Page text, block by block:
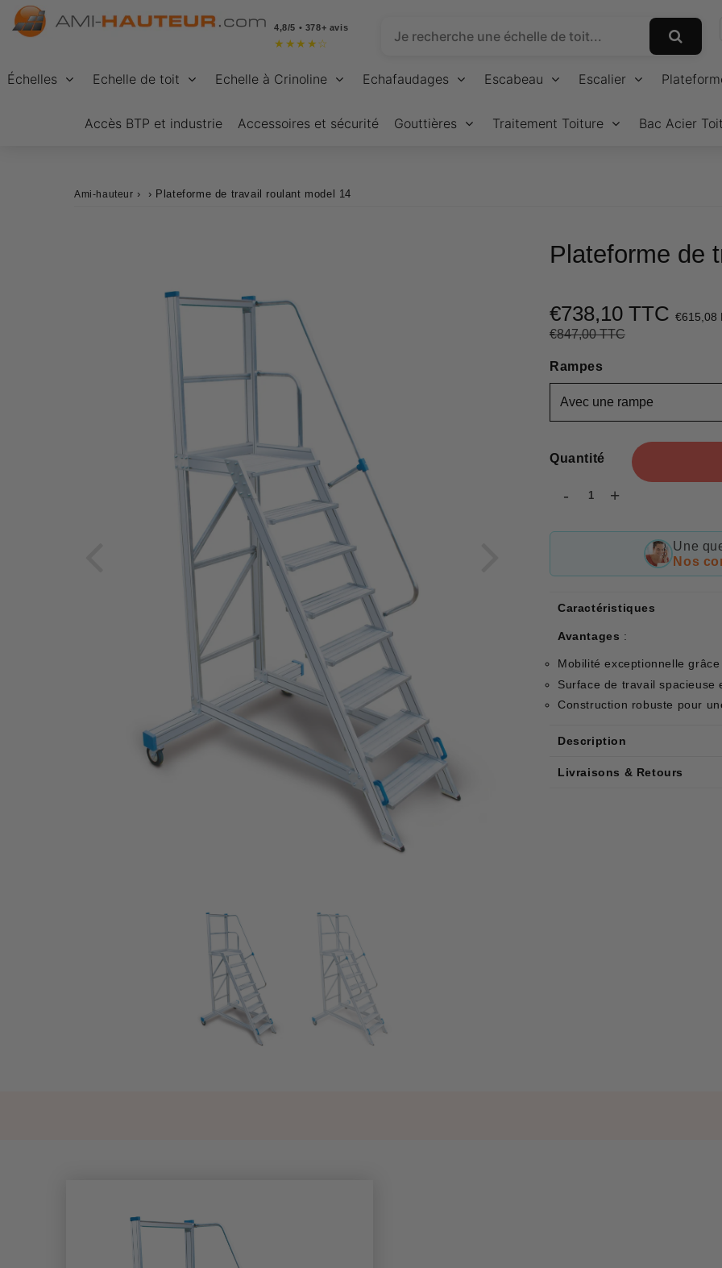
4,8/5 • 378+ avis
★ ★ ★ ★ ☆
Échelles Echelle de toit Echelle à Crinoline Echafaudages Escabeau Escalier
Accès BTP et industrie Accessoires et sécurité Gouttières Traitement Toiture Bac Acier
Ami-hauteur › › Plateforme de travail roulant model 14
Plateforme de
€738,10 TTC €615,08
€847,00 TTC
Rampes
Quantité
- +
Une
Nos
Caractéristiques
Avantages :
Mobilité exceptionnelle
Surface de travail spacieuse
Construction robuste pour
Description
Livraisons & Retours